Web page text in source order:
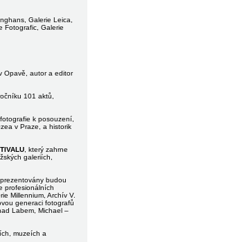
Galerie Leica,
Fotografic, Galerie
Opavě, autor a editor
101 aktů,
k posouzení,
v Praze, a historik
, který zahrne
galeriích,
budou
profesionálních
Millennium, Archív V.
generaci fotografů
Labem, Michael –
muzeích a